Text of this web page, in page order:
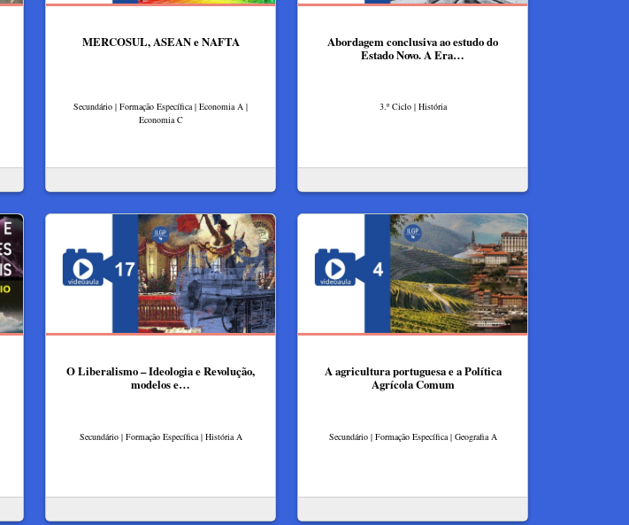
MERCOSUL, ASEAN e NAFTA
Secundário | Formação Específica | Economia A |
Economia C
Abordagem conclusiva ao estudo do
Estado Novo. A Era…
3.º Ciclo | História
O Liberalismo – Ideologia e Revolução,
modelos e…
Secundário | Formação Específica | História A
A agricultura portuguesa e a Política
Agrícola Comum
Secundário | Formação Específica | Geografia A